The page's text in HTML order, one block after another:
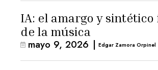
IA: el amargo y
de la música
mayo 9, 2026 | Edgar Zamora Orpinel